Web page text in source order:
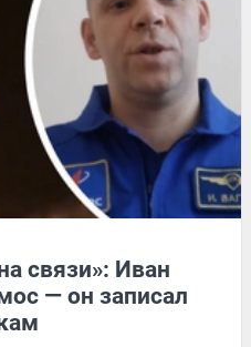
связи»: Иван
— он записал